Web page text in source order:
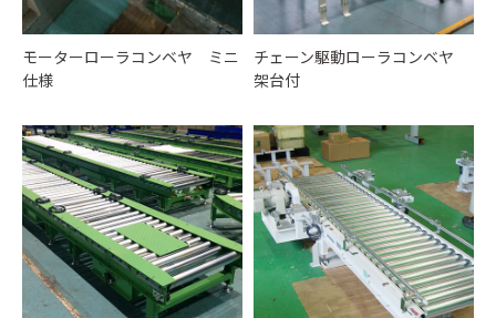
モーターローラコンベヤ ミニ
仕様
チェーン駆動ローラコンベヤ
架台付